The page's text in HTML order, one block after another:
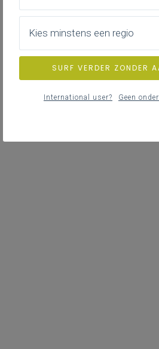
Kies minstens een regio
SURF VERDER ZONDER
International user? Geen